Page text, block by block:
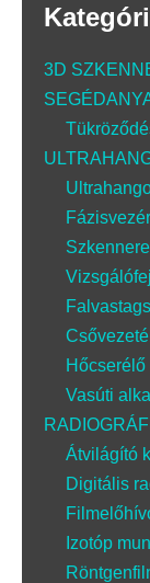
3D
Vasúti
Átvilágító
Digitális
Izotóp